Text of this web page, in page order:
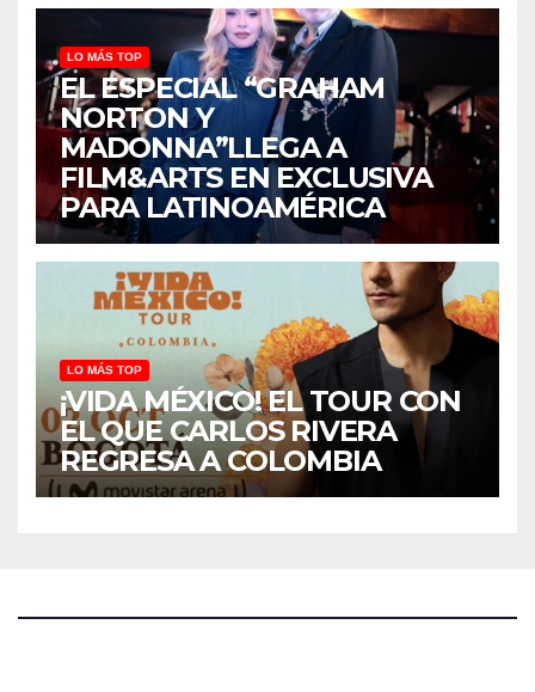
LO MÁS TOP
EL ESPECIAL “GRAHAM
NORTON Y
MADONNA”LLEGA A
FILM&ARTS EN EXCLUSIVA
PARA LATINOAMÉRICA
LO MÁS TOP
¡VIDA MÉXICO! EL TOUR CON
EL QUE CARLOS RIVERA
REGRESA A COLOMBIA